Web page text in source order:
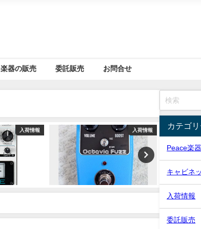
楽器の販売 委託販売 お問合せ
入荷情報 入荷情報
カテゴ
Peace楽
キャビネ
入荷情報
委託販売